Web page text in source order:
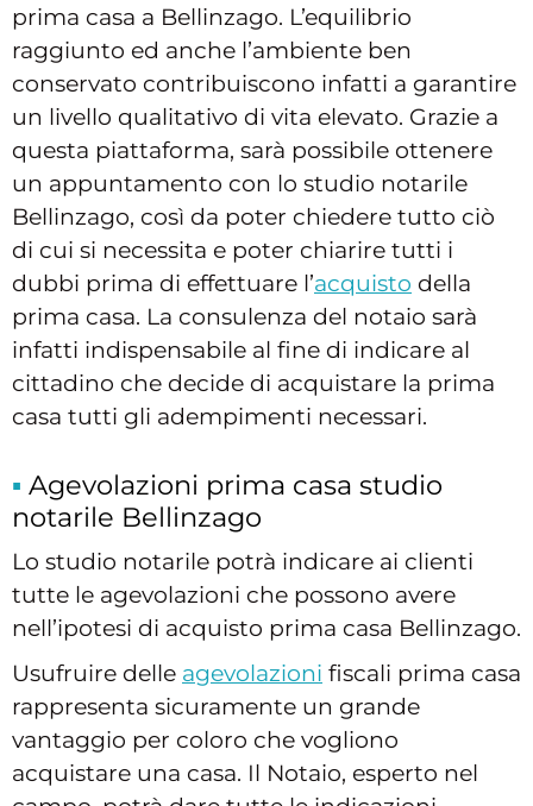
prima casa a Bellinzago. L’equilibrio
raggiunto ed anche l’ambiente ben
conservato contribuiscono infatti a garantire
un livello qualitativo di vita elevato. Grazie a
questa piattaforma, sarà possibile ottenere
un appuntamento con lo studio notarile
Bellinzago, così da poter chiedere tutto ciò
di cui si necessita e poter chiarire tutti i
dubbi prima di effettuare l’acquisto della
prima casa. La consulenza del notaio sarà
infatti indispensabile al fine di indicare al
cittadino che decide di acquistare la prima
casa tutti gli adempimenti necessari.
Agevolazioni prima casa studio
notarile Bellinzago
Lo studio notarile potrà indicare ai clienti
tutte le agevolazioni che possono avere
nell’ipotesi di acquisto prima casa Bellinzago.
Usufruire delle agevolazioni fiscali prima casa
rappresenta sicuramente un grande
vantaggio per coloro che vogliono
acquistare una casa. Il Notaio, esperto nel